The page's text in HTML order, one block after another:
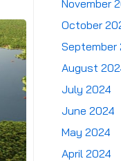
November
October
September
August
July 2024
June 2024
May 2024
April 2024